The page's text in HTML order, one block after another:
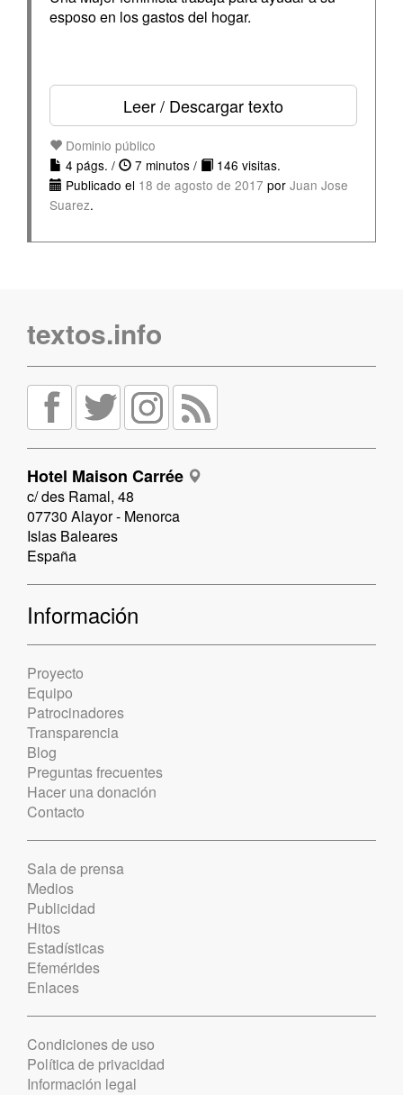
esposo en los gastos del hogar.
Leer / Descargar texto
Dominio público
4 págs. /
7 minutos /
146 visitas.
Publicado el 18 de agosto de 2017 por Juan Jose
Suarez.
textos.info
Hotel Maison Carrée
c/ des Ramal, 48
07730 Alayor - Menorca
Islas Baleares
España
Información
Proyecto
Equipo
Patrocinadores
Transparencia
Blog
Preguntas frecuentes
Hacer una donación
Contacto
Sala de prensa
Medios
Publicidad
Hitos
Estadísticas
Efemérides
Enlaces
Condiciones de uso
Política de privacidad
Información legal